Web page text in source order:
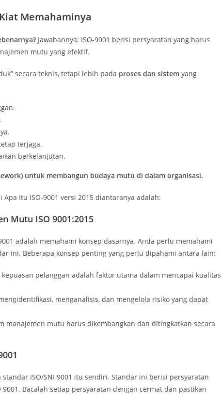
Memahaminya
Jawabannya: ISO-9001 berisi persyaratan yang harus
mutu yang efektif.
secara teknis, tetapi lebih pada proses dan sistem yang
terjaga.
berkelanjutan.
untuk membangun budaya mutu di dalam organisasi.
Itu ISO-9001 versi 2015 diantaranya adalah:
Mutu ISO 9001:2015
adalah memahami konsep dasarnya. Anda perlu memahami
ini. Beberapa konsep penting yang perlu dipahami antara lain:
pelanggan adalah faktor utama dalam mencapai kualitas
menganalisis, dan mengelola risiko yang dapat
manajemen mutu harus dikembangkan dan ditingkatkan secara
ISO/SNI 9001 itu sendiri. Standar ini berisi persyaratan
Bacalah setiap persyaratan dengan cermat dan pastikan